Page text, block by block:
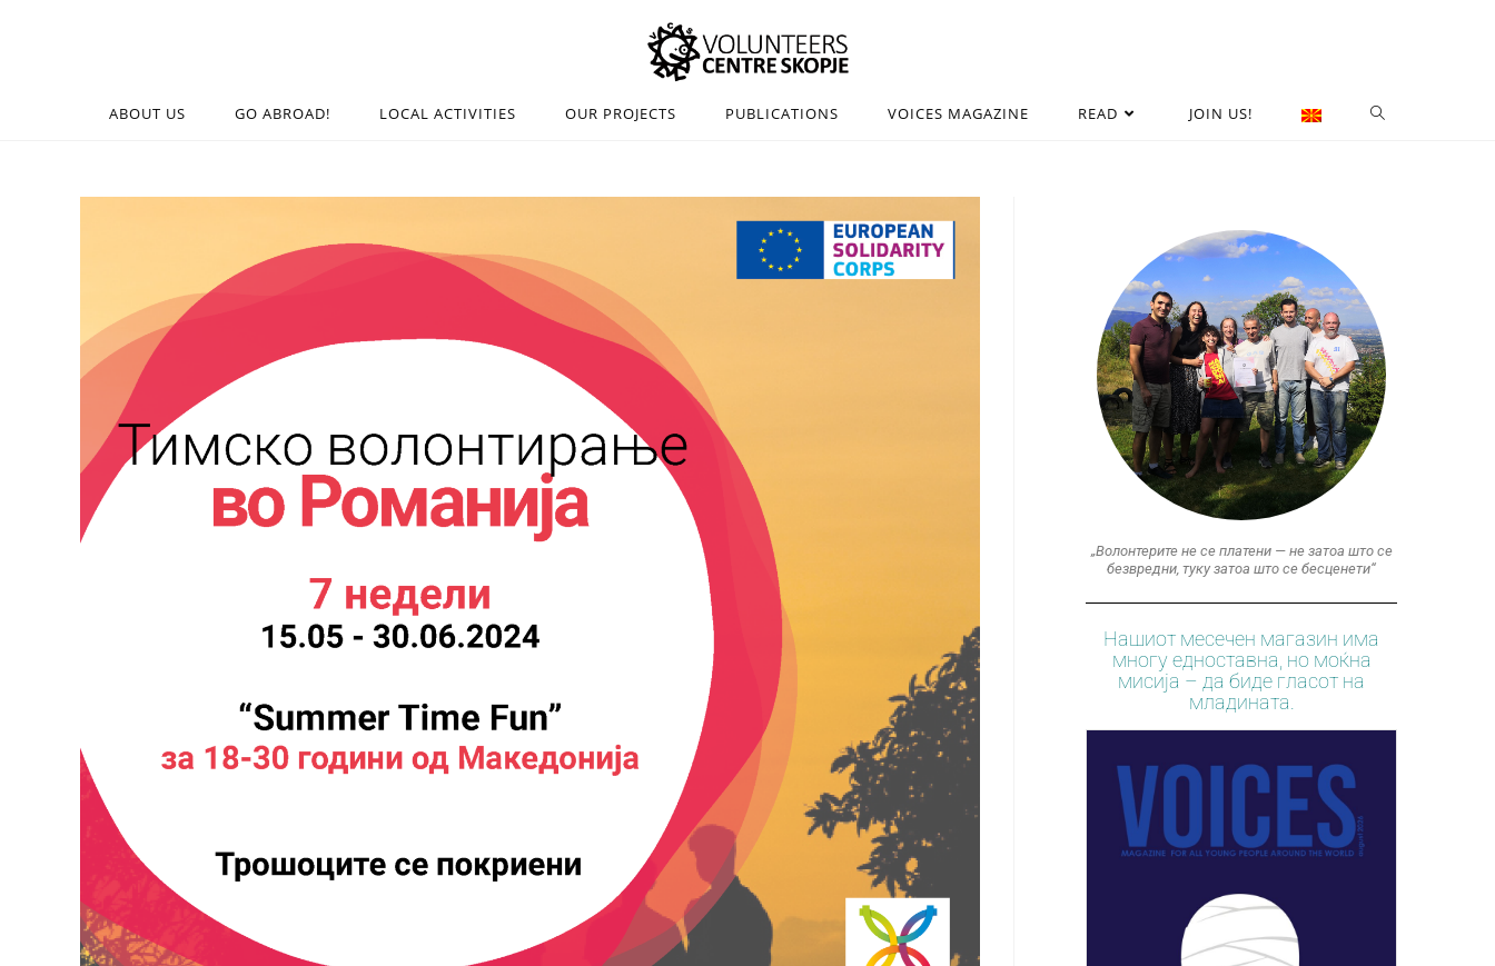
ABOUT US GO ABROAD! LOCAL ACTIVITIES OUR PROJECTS PUBLICATIONS VOICES MAGAZINE READ JOIN US!
„Волонтерите не се платени — не затоа што се
безвредни, туку затоа што се бесценети“
Нашиот месечен магазин има
многу едноставна, но моќна
мисија – да биде гласот на
младината.